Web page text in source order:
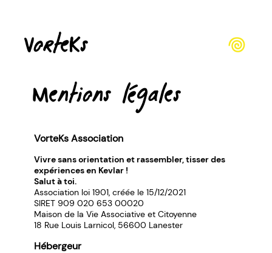
VorteKs 𖦹
Mentions légales
VorteKs Association
Vivre sans orientation et rassembler, tisser des
expériences en Kevlar !
Salut à toi.
Association loi 1901, créée le 15/12/2021
SIRET 909 020 653 00020
Maison de la Vie Associative et Citoyenne
18 Rue Louis Larnicol, 56600 Lanester
Hébergeur